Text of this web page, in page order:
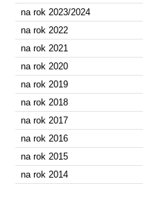
na rok 2023/2024
na rok 2022
na rok 2021
na rok 2020
na rok 2019
na rok 2018
na rok 2017
na rok 2016
na rok 2015
na rok 2014